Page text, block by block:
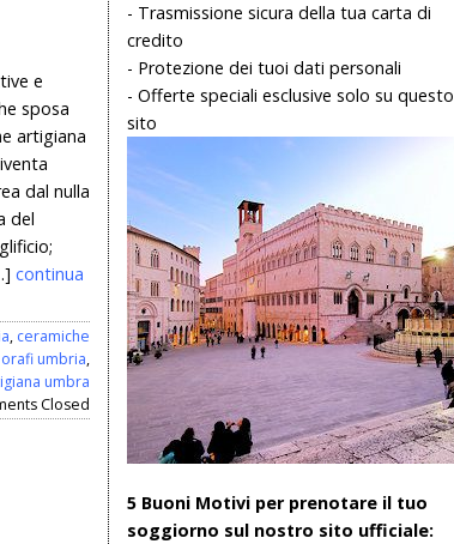
e
sposa
artigiana
dal nulla
del
continua
, ceramiche
orafi umbria,
umbra
Closed
- Trasmissione sicura della tua carta di
credito
- Protezione dei tuoi dati personali
- Offerte speciali esclusive solo su questo
sito
5 Buoni Motivi per prenotare il tuo
soggiorno sul nostro sito ufficiale: